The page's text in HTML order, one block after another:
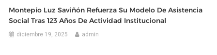
Montepío Luz Saviñón Refuerza Su Modelo De Asistencia
Social Tras 123 Años De Actividad Institucional
diciembre 19, 2025 admin